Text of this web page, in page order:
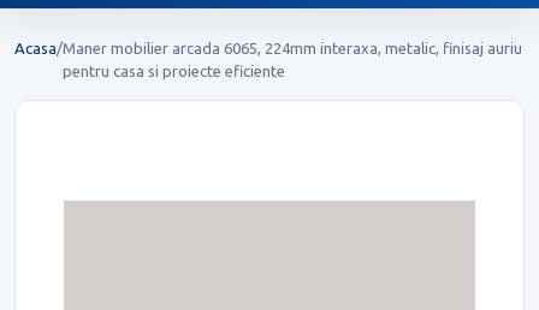
Acasa/Maner mobilier arcada 6065, 224mm interaxa, metalic, finisaj auriu
pentru casa si proiecte eficiente